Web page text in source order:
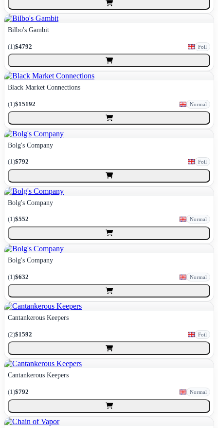
Bilbo's Gambit
(1)$4792 Foil
Black Market Connections
(1)$15192 Normal
Bolg's Company
(1)$792 Foil
Bolg's Company
(1)$552 Normal
Bolg's Company
(1)$632 Normal
Cantankerous Keepers
(2)$1592 Foil
Cantankerous Keepers
(1)$792 Normal